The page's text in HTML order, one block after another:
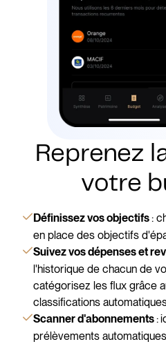
Reprenez
votre
Scanner d'abonnements:
prélèvements
Suivez vos dépenses et
l'historique de chacun de
catégorisez les flux grâce
classifications
Définissez vos objectifs:
en place des objectifs